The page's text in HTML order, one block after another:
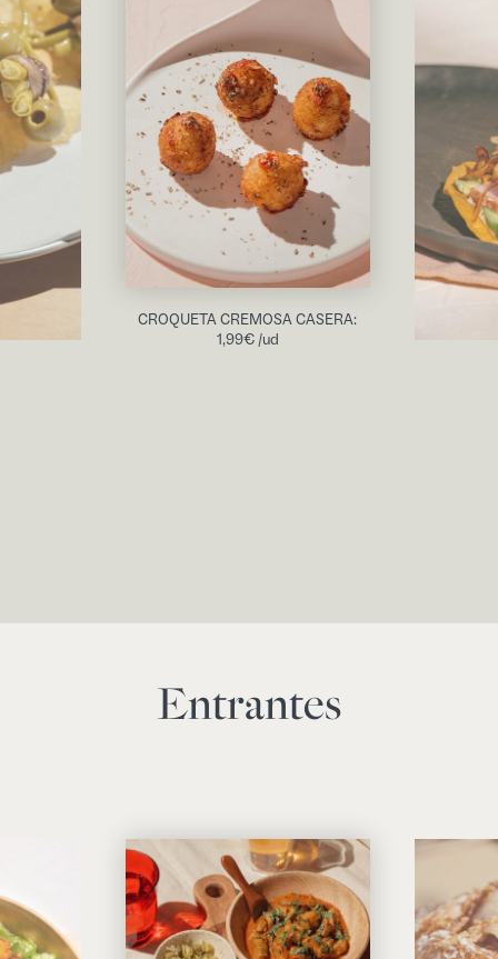
CROQUETA CREMOSA CASERA:
1,99€/ud
Entrantes